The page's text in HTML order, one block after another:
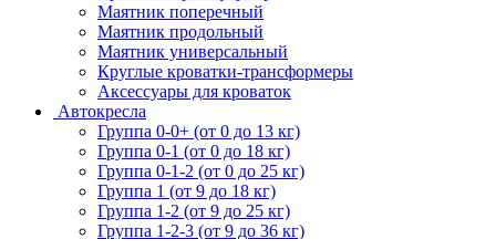
Маятник поперечный
Маятник продольный
Маятник универсальный
Круглые кроватки-трансформеры
Аксессуары для кроваток
Автокресла
Группа 0-0+ (от 0 до 13 кг)
Группа 0-1 (от 0 до 18 кг)
Группа 0-1-2 (от 0 до 25 кг)
Группа 1 (от 9 до 18 кг)
Группа 1-2 (от 9 до 25 кг)
Группа 1-2-3 (от 9 до 36 кг)